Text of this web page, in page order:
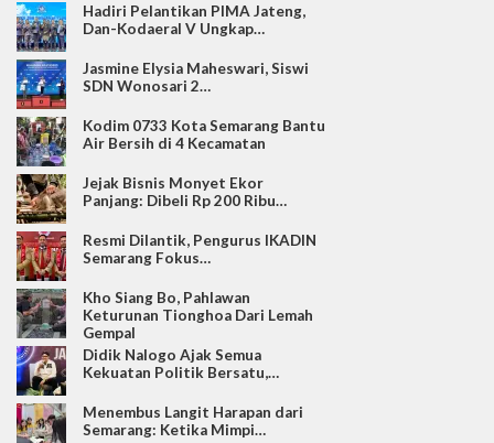
Hadiri Pelantikan PIMA Jateng,
Dan-Kodaeral V Ungkap…
Jasmine Elysia Maheswari, Siswi
SDN Wonosari 2…
Kodim 0733 Kota Semarang Bantu
Air Bersih di 4 Kecamatan
Jejak Bisnis Monyet Ekor
Panjang: Dibeli Rp 200 Ribu…
Resmi Dilantik, Pengurus IKADIN
Semarang Fokus…
Kho Siang Bo, Pahlawan
Keturunan Tionghoa Dari Lemah
Gempal
Didik Nalogo Ajak Semua
Kekuatan Politik Bersatu,…
Menembus Langit Harapan dari
Semarang: Ketika Mimpi…